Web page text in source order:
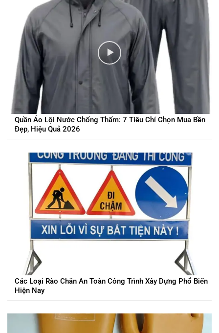
Quần Áo Lội Nước Chống Thấm: 7 Tiêu Chí Chọn Mua Bền
Đẹp, Hiệu Quả 2026
Các Loại Rào Chắn An Toàn Công Trình Xây Dựng Phổ Biến
Hiện Nay